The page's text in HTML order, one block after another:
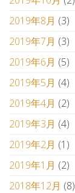
2019年8月 (3)
2019年7月 (3)
2019年6月 (5)
2019年5月 (4)
2019年4月 (2)
2019年3月 (4)
2019年2月 (1)
2019年1月 (2)
2018年12月 (8)